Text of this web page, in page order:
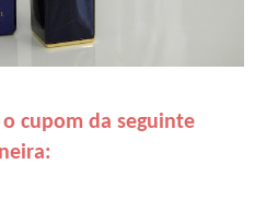
cupom da seguinte